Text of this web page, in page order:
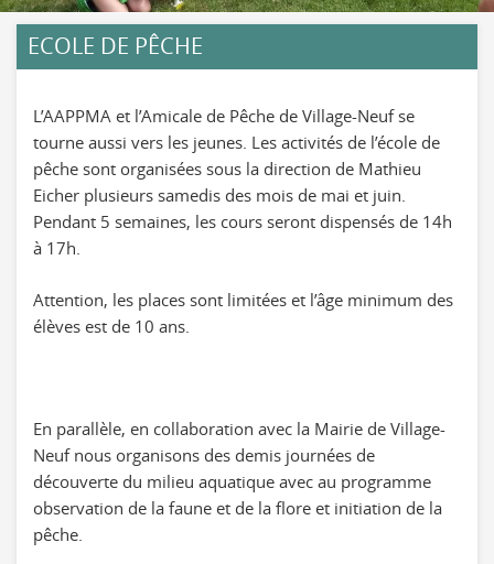
ECOLE DE PÊCHE
L’AAPPMA et l’Amicale de Pêche de Village-Neuf se
tourne aussi vers les jeunes. Les activités de l’école de
pêche sont organisées sous la direction de Mathieu
Eicher plusieurs samedis des mois de mai et juin.
Pendant 5 semaines, les cours seront dispensés de 14h
à 17h.
Attention, les places sont limitées et l’âge minimum des
élèves est de 10 ans.
En parallèle, en collaboration avec la Mairie de Village-
Neuf nous organisons des demis journées de
découverte du milieu aquatique avec au programme
observation de la faune et de la flore et initiation de la
pêche.